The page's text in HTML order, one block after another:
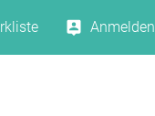
Anmelden